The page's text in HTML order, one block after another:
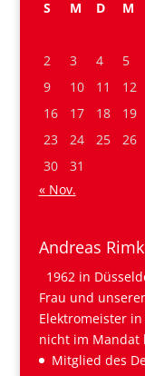
S M D M
2
3 4 5
9
10 11 12
16
17 18 19
23
24 25 26
30
31
« Nov.
Andreas
1962 in
Frau und
Elektromeister
nicht im Mandat
Mitglied des